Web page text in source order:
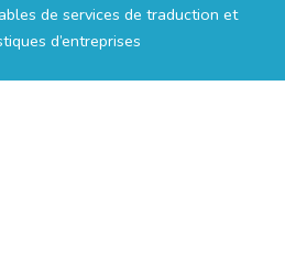
de services de traduction et
d’entreprises